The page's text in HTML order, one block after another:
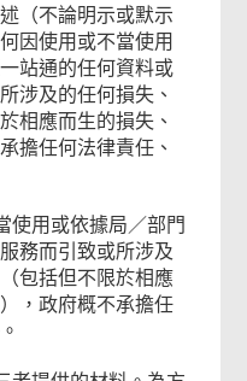
（不論明示或默示
因使用或不當使用
站通的任何資料或
涉及的任何損失、
相應而生的損失、
擔任何法律責任、
使用或依據局／部門
務而引致或所涉及
包括但不限於相應
，政府概不承擔任